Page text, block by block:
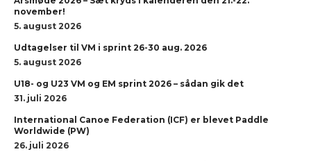
november!
5. august 2026
Udtagelser til VM i sprint 26-30 aug. 2026
5. august 2026
U18- og U23 VM og EM sprint 2026 – sådan gik det
31. juli 2026
International Canoe Federation (ICF) er blevet Paddle
Worldwide (PW)
26. juli 2026